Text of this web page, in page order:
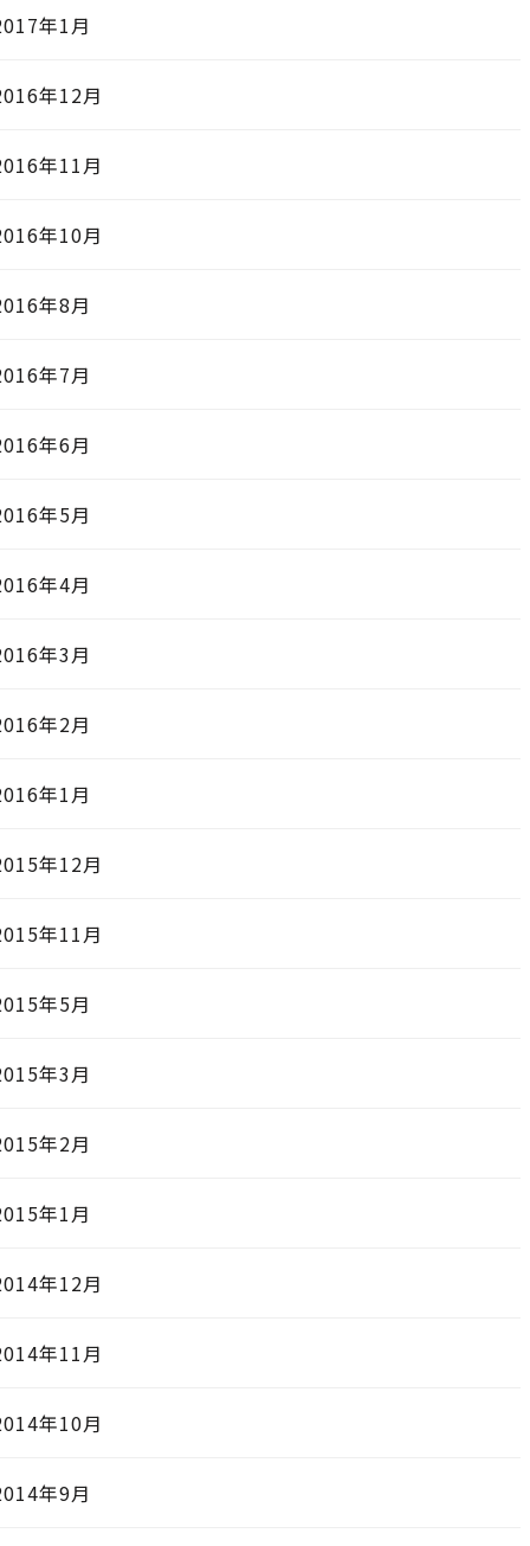
年1月
年12月
年11月
年10月
年8月
年7月
年6月
年5月
年4月
年3月
年2月
年1月
年12月
年11月
年5月
年3月
年2月
年1月
年12月
年11月
年10月
年9月